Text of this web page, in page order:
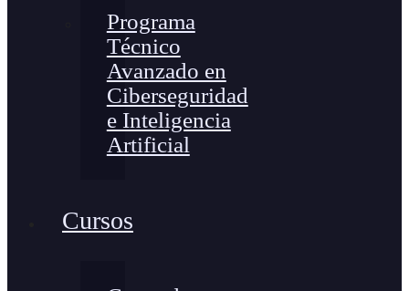
Programa
Técnico
Avanzado en
Ciberseguridad
e Inteligencia
Artificial
Cursos